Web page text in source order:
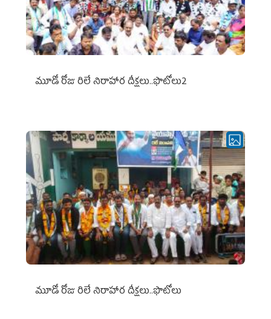
మూడో రోజు రిలే నిరాహార దీక్షలు..ఫొటోలు2
మూడో రోజు రిలే నిరాహార దీక్షలు..ఫొటోలు